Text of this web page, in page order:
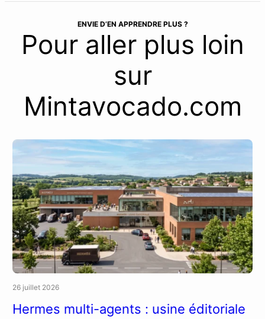
ENVIE D’EN APPRENDRE PLUS ?
Pour aller plus loin
sur
Mintavocado.com
26 juillet 2026
Hermes multi-agents : usine éditoriale